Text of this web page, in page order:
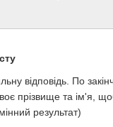
відповідь. По
прізвище та ім'я,
результат)